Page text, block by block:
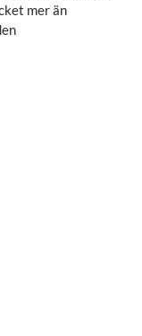
mer än